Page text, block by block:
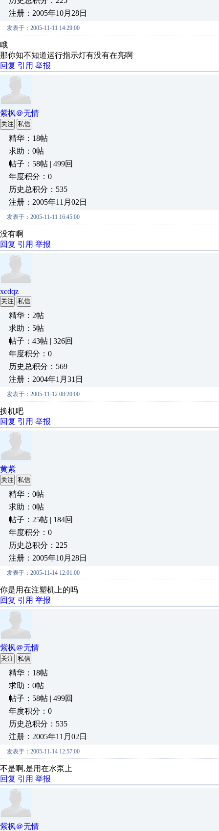
注册：2005年10月28日
发表于：2005-11-11 14:29:00
哦
那你知不知道运行指示灯有没有在亮啊
回复 引用 举报
紫枫＠无情
关注 私信
精华：18帖
求助：0帖
帖子：58帖 | 499回
年度积分：0
历史总积分：535
注册：2005年11月02日
发表于：2005-11-11 16:45:00
没有啊
回复 引用 举报
xcdqz
关注 私信
精华：2帖
求助：5帖
帖子：43帖 | 326回
年度积分：0
历史总积分：569
注册：2004年1月31日
发表于：2005-11-12 08:20:00
换机吧
回复 引用 举报
黄紫
关注 私信
精华：0帖
求助：0帖
帖子：25帖 | 184回
年度积分：0
历史总积分：225
注册：2005年10月28日
发表于：2005-11-14 12:01:00
你是用在注塑机上的吗
回复 引用 举报
紫枫＠无情
关注 私信
精华：18帖
求助：0帖
帖子：58帖 | 499回
年度积分：0
历史总积分：535
注册：2005年11月02日
发表于：2005-11-14 12:57:00
不是啊,是用在水泵上
回复 引用 举报
紫枫＠无情